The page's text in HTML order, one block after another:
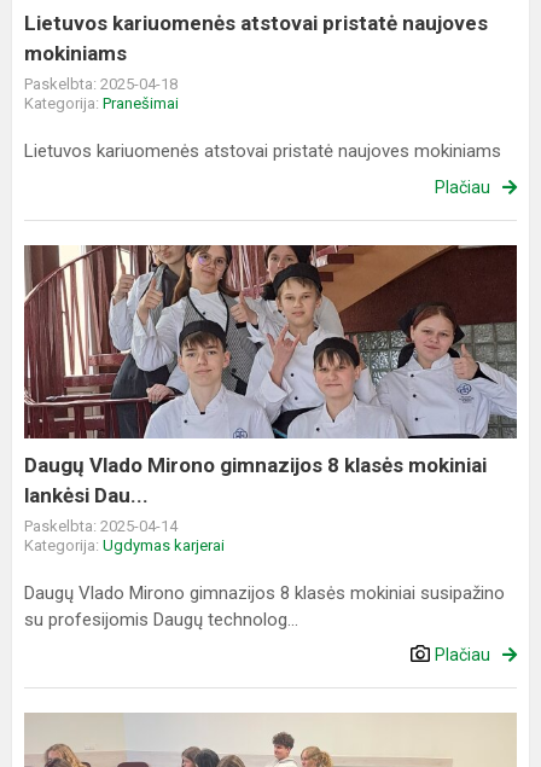
Lietuvos kariuomenės atstovai pristatė naujoves
mokiniams
Paskelbta: 2025-04-18
Kategorija: Pranešimai
Lietuvos kariuomenės atstovai pristatė naujoves mokiniams
Plačiau
Daugų
Vlado
Mirono
gimnazijos
8
klasės
mokiniai
lankėsi
Dau...
Daugų Vlado Mirono gimnazijos 8 klasės mokiniai
lankėsi Dau...
Paskelbta: 2025-04-14
Kategorija: Ugdymas karjerai
Daugų Vlado Mirono gimnazijos 8 klasės mokiniai susipažino
su profesijomis Daugų technolog...
Plačiau
dalyvavo